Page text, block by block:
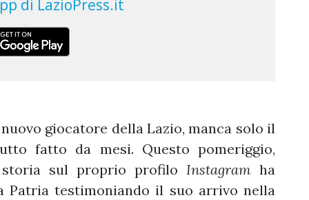
giocatore della Lazio, manca solo il
fatto da mesi. Questo pomeriggio,
storia sul proprio profilo Instagram ha
Patria testimoniando il suo arrivo nella